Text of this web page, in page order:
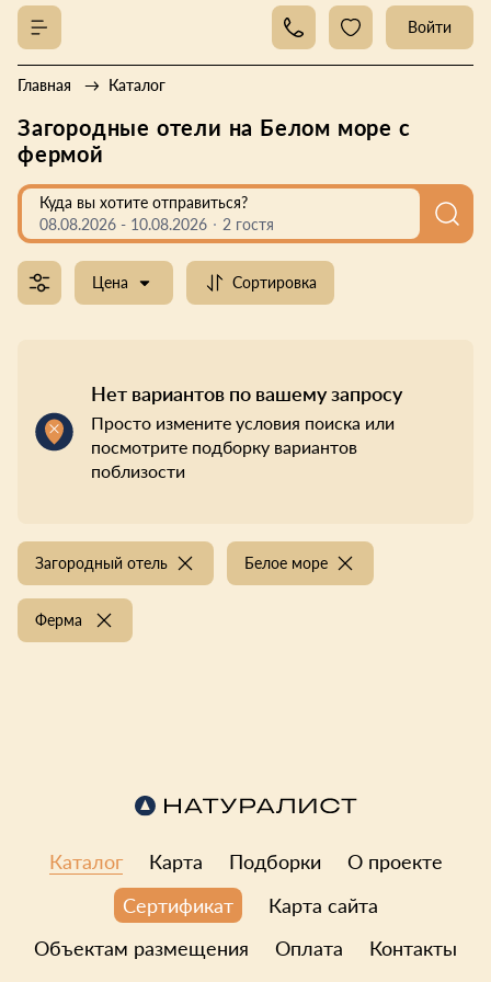
Войти
Главная Каталог
Загородные отели на Белом море с
фермой
Куда вы хотите отправиться?
08.08.2026 - 10.08.2026 2 гостя
Цена Сортировка
Нет вариантов по вашему запросу
Просто измените условия поиска или
посмотрите подборку вариантов
поблизости
Загородный отель Белое море
Ферма
Каталог Карта Подборки
О проекте
Сертификат
Карта сайта
Объектам размещения
Оплата Контакты